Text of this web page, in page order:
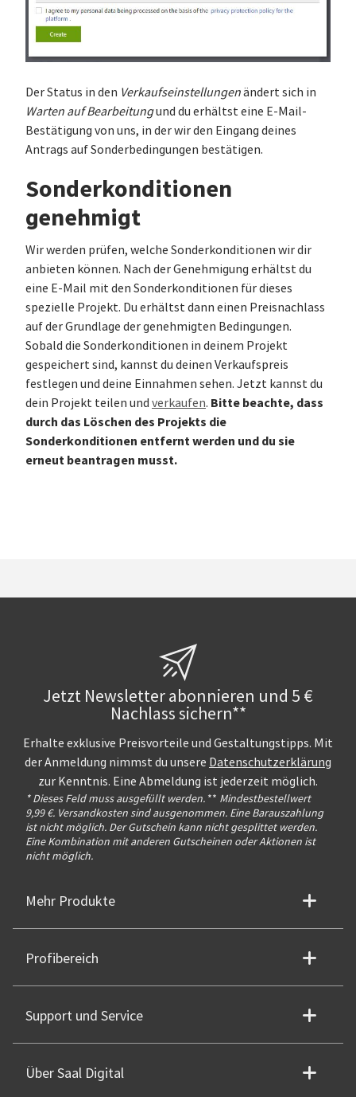
Der Status in den Verkaufseinstellungenändert sich in
Warten auf Bearbeitungund du erhältst eine E-Mail-
Bestätigung von uns, in der wir den Eingang deines
Antrags auf Sonderbedingungen bestätigen.
Sonderkonditionen
genehmigt
Wir werden prüfen, welche Sonderkonditionen wir dir
anbieten können. Nach der Genehmigung erhältst du
eine E-Mail mit den Sonderkonditionen für dieses
spezielle Projekt. Du erhältst dann einen Preisnachlass
auf der Grundlage der genehmigten Bedingungen.
Sobald die Sonderkonditionen in deinem Projekt
gespeichert sind, kannst du deinen Verkaufspreis
festlegen und deine Einnahmen sehen. Jetzt kannst du
dein Projekt teilen und verkaufen. Bitte beachte, dass
durch das Löschen des Projekts die
Sonderkonditionen entfernt werden und du sie
erneut beantragen musst.
Jetzt Newsletter abonnieren und 5 €
Nachlass sichern**
Erhalte exklusive Preisvorteile und Gestaltungstipps. Mit
der Anmeldung nimmst du unsere Datenschutzerklärung
zur Kenntnis. Eine Abmeldung ist jederzeit möglich.
* Dieses Feld muss ausgefüllt werden. ** Mindestbestellwert
9,99 €. Versandkosten sind ausgenommen. Eine Barauszahlung
ist nicht möglich. Der Gutschein kann nicht gesplittet werden.
Eine Kombination mit anderen Gutscheinen oder Aktionen ist
nicht möglich.
Mehr Produkte
Profibereich
Support und Service
Über Saal Digital